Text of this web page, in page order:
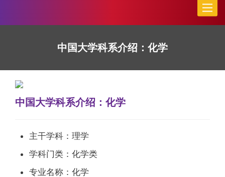
Toggle
中国大学科系介绍：化学
中国大学科系介绍：化学
主干学科：理学
学科门类：化学类
专业名称：化学